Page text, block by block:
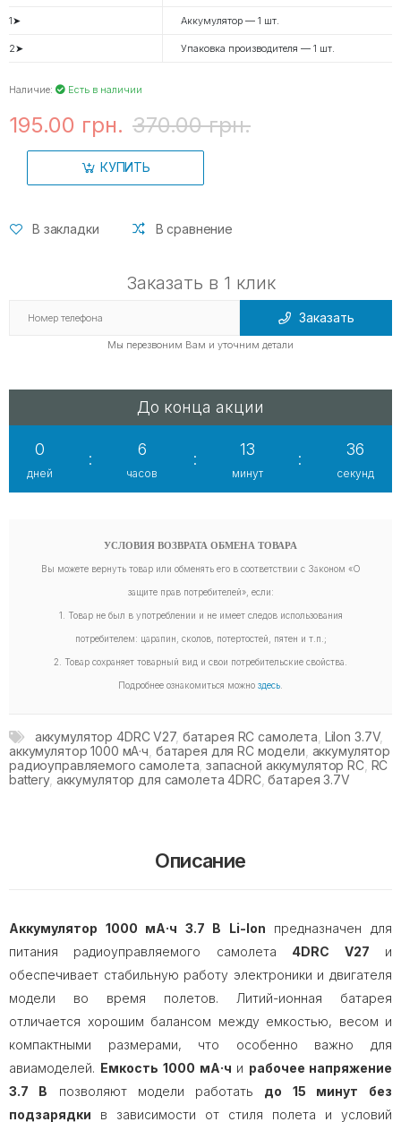
1➤ Аккумулятор — 1 шт.
2➤ Упаковка производителя — 1 шт.
Наличие: Есть в наличии
195.00 грн. 370.00 грн.
КУПИТЬ
В закладки В сравнение
Заказать в 1 клик
Заказать
Мы перезвоним Вам и уточним детали
До конца акции
0
дней
:
6
часов
:
13
минут
:
35
секунд
УСЛОВИЯ ВОЗВРАТА ОБМЕНА ТОВАРА
Вы можете вернуть товар или обменять его в соответствии с Законом «О
защите прав потребителей», если:
1. Товар не был в употреблении и не имеет следов использования
потребителем: царапин, сколов, потертостей, пятен и т.п.;
2. Товар сохраняет товарный вид и свои потребительские свойства.
Подробнее ознакомиться можно здесь
аккумулятор 4DRC V27, батарея RC самолета LiIon 3.7V,
аккумулятор 1000 мА·ч батарея для RC модели аккумулятор
радиоуправляемого самолета ,запасной аккумулятор RC RC
battery, аккумулятор для самолета 4DRC ,батарея 3.7V
Описание
Аккумулятор 1000 мА·ч 3.7 В Li-Ion предназначен для
питания радиоуправляемого самолета 4DRC V27 и
обеспечивает стабильную работу электроники и двигателя
модели во время полетов. Литий-ионная батарея
отличается хорошим балансом между емкостью, весом и
компактными размерами, что особенно важно для
авиамоделей. Емкость 1000 мА·ч и рабочее напряжение
3.7 В позволяют модели работать до 15 минут
без
подзарядки в зависимости от стиля полета и условий